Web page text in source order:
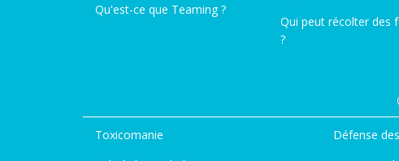
Qu'est-ce que Teaming ?
Qui peut récolter des
?
Toxicomanie
Défense